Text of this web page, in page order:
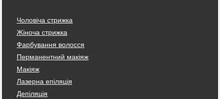
Чоловіча стрижка
Жіноча стрижка
Фарбування волосся
Перманентний макіяж
Макіяж
Лазерна епіляція
Депіляція